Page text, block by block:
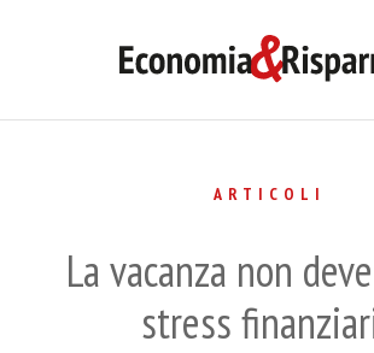
ARTICOLI
La vacanza non
stress